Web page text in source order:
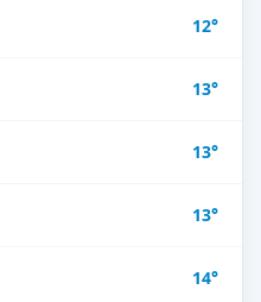
12°
13°
13°
13°
14°